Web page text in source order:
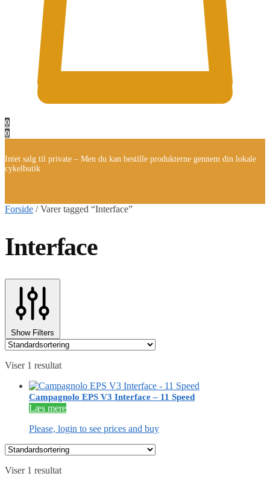
0
0
Intet salg til private – Men du kan bestille produkterne gennem din lokale
cykelbutik
Forside /Varer tagged “Interface”
Interface
Show Filters
Viser 1 resultat
Campagnolo EPS V3 Interface – 11 Speed
Læs mere
Please, login to see prices and buy
Viser 1 resultat